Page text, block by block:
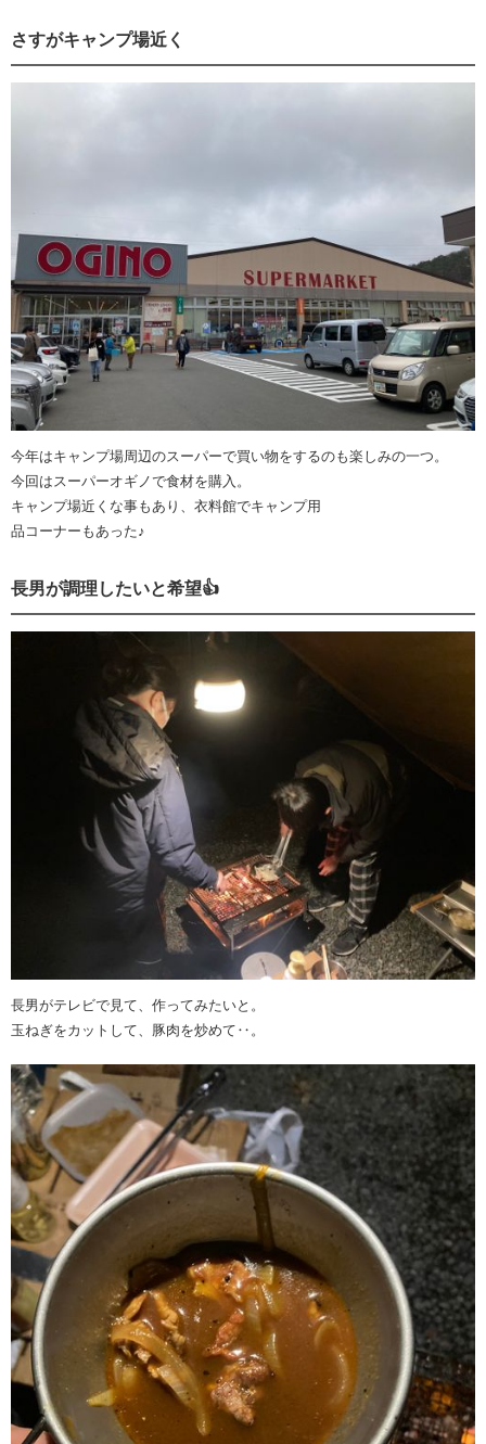
さすがキャンプ場近く
今年はキャンプ場周辺のスーパーで買い物をするのも楽しみの一つ。
今回はスーパーオギノで食材を購入。
キャンプ場近くな事もあり、衣料館でキャンプ用
品コーナーもあった♪
長男が調理したいと希望👍
長男がテレビで見て、作ってみたいと。
玉ねぎをカットして、豚肉を炒めて‥。